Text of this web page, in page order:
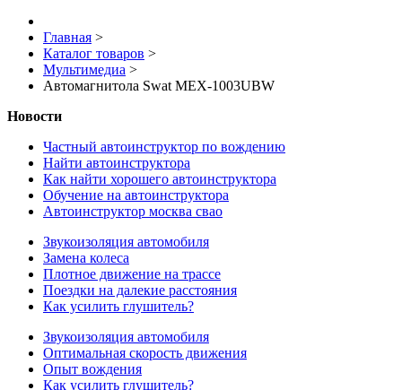
Главная >
Каталог товаров >
Мультимедиа >
Автомагнитола Swat MEX-1003UBW
Новости
Частный автоинструктор по вождению
Найти автоинструктора
Как найти хорошего автоинструктора
Обучение на автоинструктора
Автоинструктор москва свао
Звукоизоляция автомобиля
Замена колеса
Плотное движение на трассе
Поездки на далекие расстояния
Как усилить глушитель?
Звукоизоляция автомобиля
Оптимальная скорость движения
Опыт вождения
Как усилить глушитель?